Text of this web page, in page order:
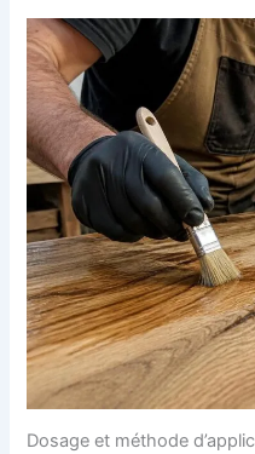
Dosage et méthode